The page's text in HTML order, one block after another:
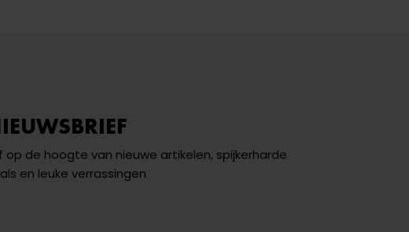
op de hoogte van nieuwe artikelen, spijkerharde
en leuke verrassingen